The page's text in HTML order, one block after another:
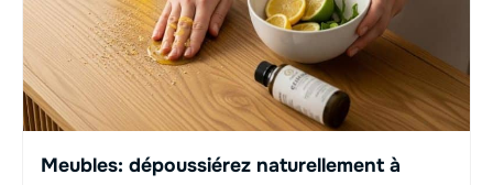
Meubles: dépoussiérez naturellement à